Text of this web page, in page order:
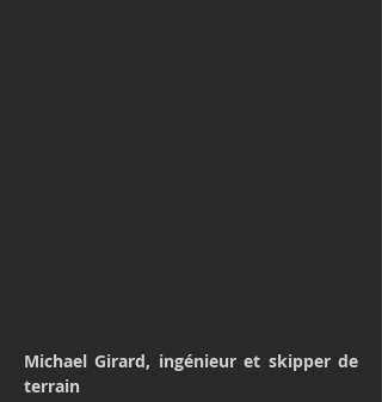
Michael Girard, ingénieur et skipper de
terrain